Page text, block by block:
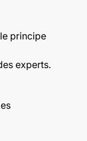
principe
experts.